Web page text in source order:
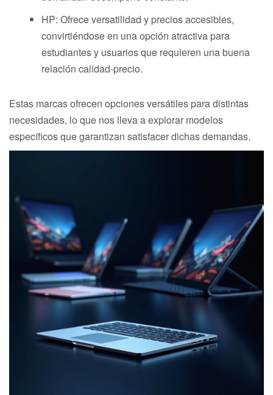
HP: Ofrece versatilidad y precios accesibles,
convirtiéndose en una opción atractiva para
estudiantes y usuarios que requieren una buena
relación calidad-precio.
Estas marcas ofrecen opciones versátiles para distintas
necesidades, lo que nos lleva a explorar modelos
específicos que garantizan satisfacer dichas demandas.